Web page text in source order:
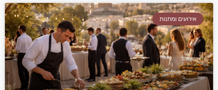
אירועים ומתנות